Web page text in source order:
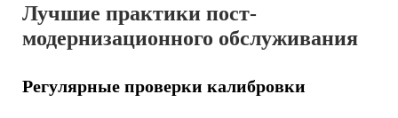
Лучшие практики пост-
модернизационного обслуживания
Регулярные проверки калибровки